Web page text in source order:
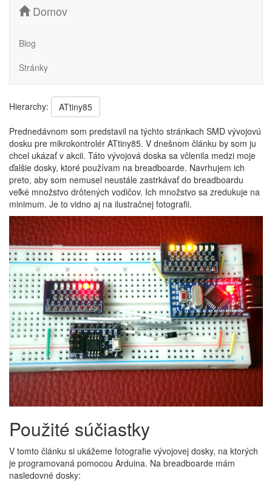
Domov
Blog
Stránky
Hierarchy:
ATtiny85
Prednedávnom som predstavil na týchto stránkach SMD vývojovú
dosku pre mikrokontrolér ATtiny85. V dnešnom článku by som ju
chcel ukázať v akcii. Táto vývojová doska sa včlenila medzi moje
ďalšie dosky, ktoré používam na breadboarde. Navrhujem ich
preto, aby som nemusel neustále zastrkávať do breadboardu
veľké množstvo drôtených vodičov. Ich množstvo sa zredukuje na
minimum. Je to vidno aj na ilustračnej fotografii.
Použité súčiastky
V tomto článku si ukážeme fotografie vývojovej dosky, na ktorých
je programovaná pomocou Arduina. Na breadboarde mám
nasledovné dosky: